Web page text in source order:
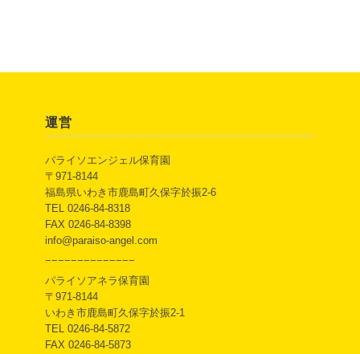
運営
パライソエンジェル保育園
〒971-8144
福島県いわき市鹿島町久保字於振2-6
TEL 0246-84-8318
FAX 0246-84-8398
info@paraiso-angel.com
−−−−−−−−−−−−−−
パライソアネラ保育園
〒971-8144
いわき市鹿島町久保字於振2-1
TEL 0246-84-5872
FAX 0246-84-5873